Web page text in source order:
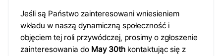
Jeśli są Państwo zainteresowani wniesieniem
wkładu w naszą dynamiczną społeczność i
objęciem tej roli przywódczej, prosimy o zgłoszenie
zainteresowania do May 30th kontaktując się z